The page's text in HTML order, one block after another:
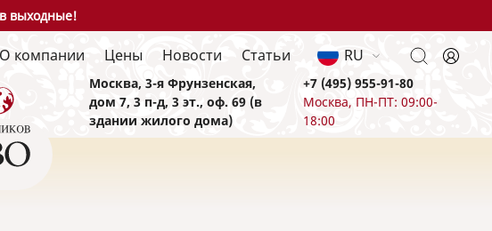
выходные!
О компании Цены Новости Статьи RU
Москва, 3-я Фрунзенская,
дом 7, 3 п-д, 3 эт., оф. 69 (в
здании жилого дома)
+7 (495) 955-91-80
Москва, ПН-ПТ: 09:00-
18:00